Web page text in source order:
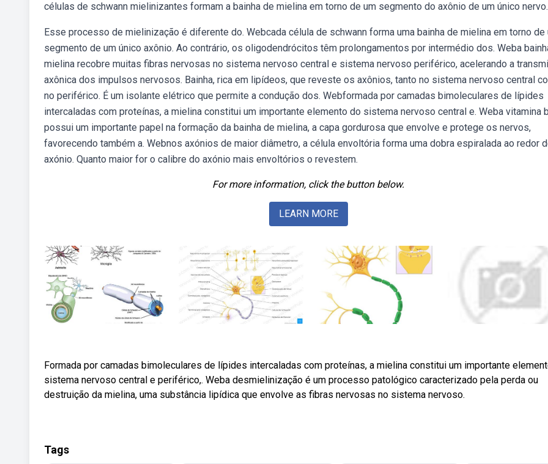
células de schwann mielinizantes formam a bainha de mielina em torno de um segmento do axônio de um único nervo.
Esse processo de mielinização é diferente do. Webcada célula de schwann forma uma bainha de mielina em torno de
segmento de um único axônio. Ao contrário, os oligodendrócitos têm prolongamentos por intermédio dos. Weba
mielina recobre muitas fibras nervosas no sistema nervoso central e sistema nervoso periférico, acelerando a
axônica dos impulsos nervosos. Bainha, rica em lipídeos, que reveste os axônios, tanto no sistema nervoso central
no periférico. É um isolante elétrico que permite a condução dos. Webformada por camadas bimoleculares de lípides
intercaladas com proteínas, a mielina constitui um importante elemento do sistema nervoso central e. Weba vitamina
possui um importante papel na formação da bainha de mielina, a capa gordurosa que envolve e protege os nervos,
favorecendo também a. Webnos axónios de maior diâmetro, a célula envoltória forma uma dobra espiralada ao redor
axónio. Quanto maior for o calibre do axónio mais envoltórios o revestem.
For more information, click the button below.
LEARN MORE
Formada por camadas bimoleculares de lípides intercaladas com proteínas, a mielina constitui um importante
sistema nervoso central e periférico,. Weba desmielinização é um processo patológico caracterizado pela perda ou
destruição da mielina, uma substância lipídica que envolve as fibras nervosas no sistema nervoso.
Tags